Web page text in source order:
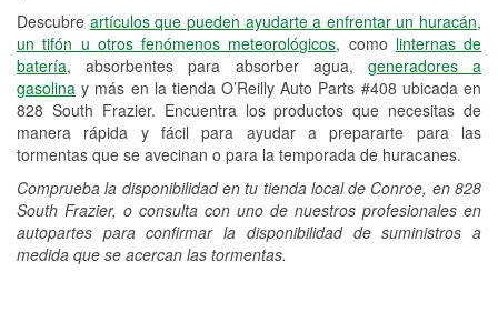
Descubre artículos que pueden ayudarte a enfrentar un huracán,
un tifón u otros fenómenos meteorológicos, como linternas de
batería, absorbentes para absorber agua, generadores a
gasolina y más en la tienda O’Reilly Auto Parts #408 ubicada en
828 South Frazier. Encuentra los productos que necesitas de
manera rápida y fácil para ayudar a prepararte para las
tormentas que se avecinan o para la temporada de huracanes.
Comprueba la disponibilidad en tu tienda local de Conroe, en 828
South Frazier, o consulta con uno de nuestros profesionales en
autopartes para confirmar la disponibilidad de suministros a
medida que se acercan las tormentas.
Idiomas adicionales
Español